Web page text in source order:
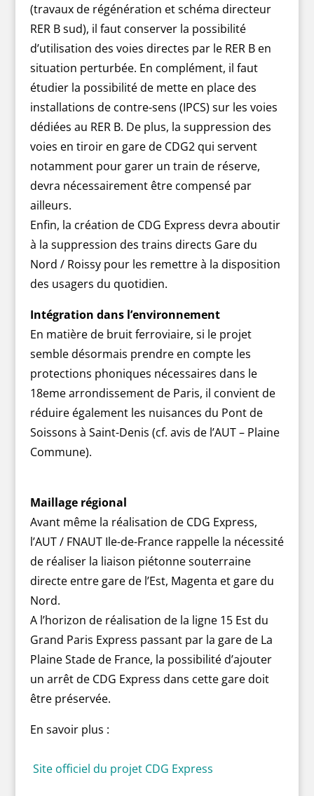
(travaux de régénération et schéma directeur
RER B sud), il faut conserver la possibilité
d’utilisation des voies directes par le RER B en
situation perturbée. En complément, il faut
étudier la possibilité de mette en place des
installations de contre-sens (IPCS) sur les voies
dédiées au RER B. De plus, la suppression des
voies en tiroir en gare de CDG2 qui servent
notamment pour garer un train de réserve,
devra nécessairement être compensé par
ailleurs.
Enfin, la création de CDG Express devra aboutir
à la suppression des trains directs Gare du
Nord / Roissy pour les remettre à la disposition
des usagers du quotidien.
Intégration dans l’environnement
En matière de bruit ferroviaire, si le projet
semble désormais prendre en compte les
protections phoniques nécessaires dans le
18eme arrondissement de Paris, il convient de
réduire également les nuisances du Pont de
Soissons à Saint-Denis (cf. avis de l’AUT – Plaine
Commune).
Maillage régional
Avant même la réalisation de CDG Express,
l’AUT / FNAUT Ile-de-France rappelle la nécessité
de réaliser la liaison piétonne souterraine
directe entre gare de l’Est, Magenta et gare du
Nord.
A l’horizon de réalisation de la ligne 15 Est du
Grand Paris Express passant par la gare de La
Plaine Stade de France, la possibilité d’ajouter
un arrêt de CDG Express dans cette gare doit
être préservée.
En savoir plus :
Site officiel du projet CDG Express